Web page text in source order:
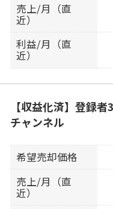
売上/月（直
近）
利益/月（直
近）
【収益化済】登録
チャンネル
希望売却価格
売上/月（直
近）